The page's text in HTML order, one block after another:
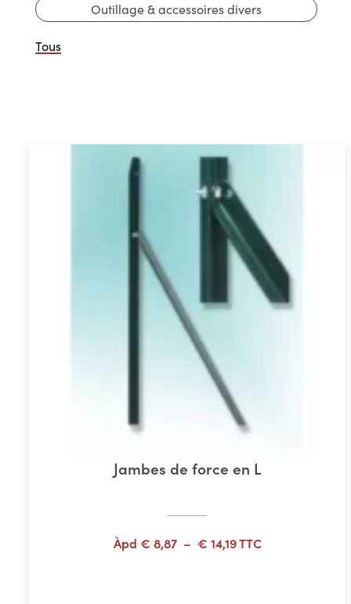
Outillage & accessoires divers
Tous
Jambes de force en L
Àpd € 8,87 – € 14,19Plage
TTC